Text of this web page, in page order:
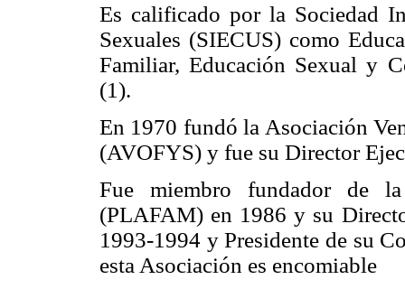
Es calificado por la Sociedad
Sexuales (SIECUS) como
Familiar, Educación Sexual y
(1).
En 1970 fundó la Asociación
(AVOFYS) y fue su Director
Fue miembro fundador de
(PLAFAM) en 1986 y su
1993-1994 y Presidente de su
esta Asociación es encomiable